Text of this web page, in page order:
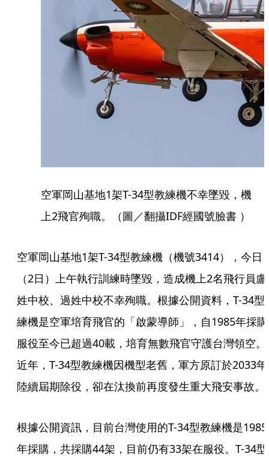
空軍岡山基地1架T-34型教練機不幸墜毀，機
上2飛官殉職。（圖／翻攝IDF經國號臉書 ）
空軍岡山基地1架T-34型教練機（機號3414），今日
（2日）上午執行訓練時墜毀，造成機上2名飛行員盧
姓中校、過姓中校不幸殉職。根據公開資料，T-34型
練機是空軍培育飛官的「啟蒙導師」，自1985年採購
服役至今已超過40載，培育無數飛官守護台灣領空。
近年，T-34型教練機因機型老舊，軍方原訂於2033年
陸續屆期除役，卻在汰換前再度發生重大飛安事故。
根據公開資訊，目前台灣使用的T-34型教練機是1985
年採購，共採購44架，目前仍有33架在服役。T-34型